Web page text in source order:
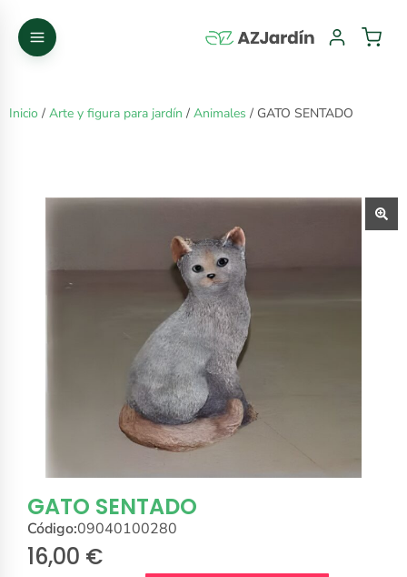
Inicio / Arte y figura para jardín / Animales / GATO SENTADO
GATO SENTADO
Código:09040100280
16,00 €